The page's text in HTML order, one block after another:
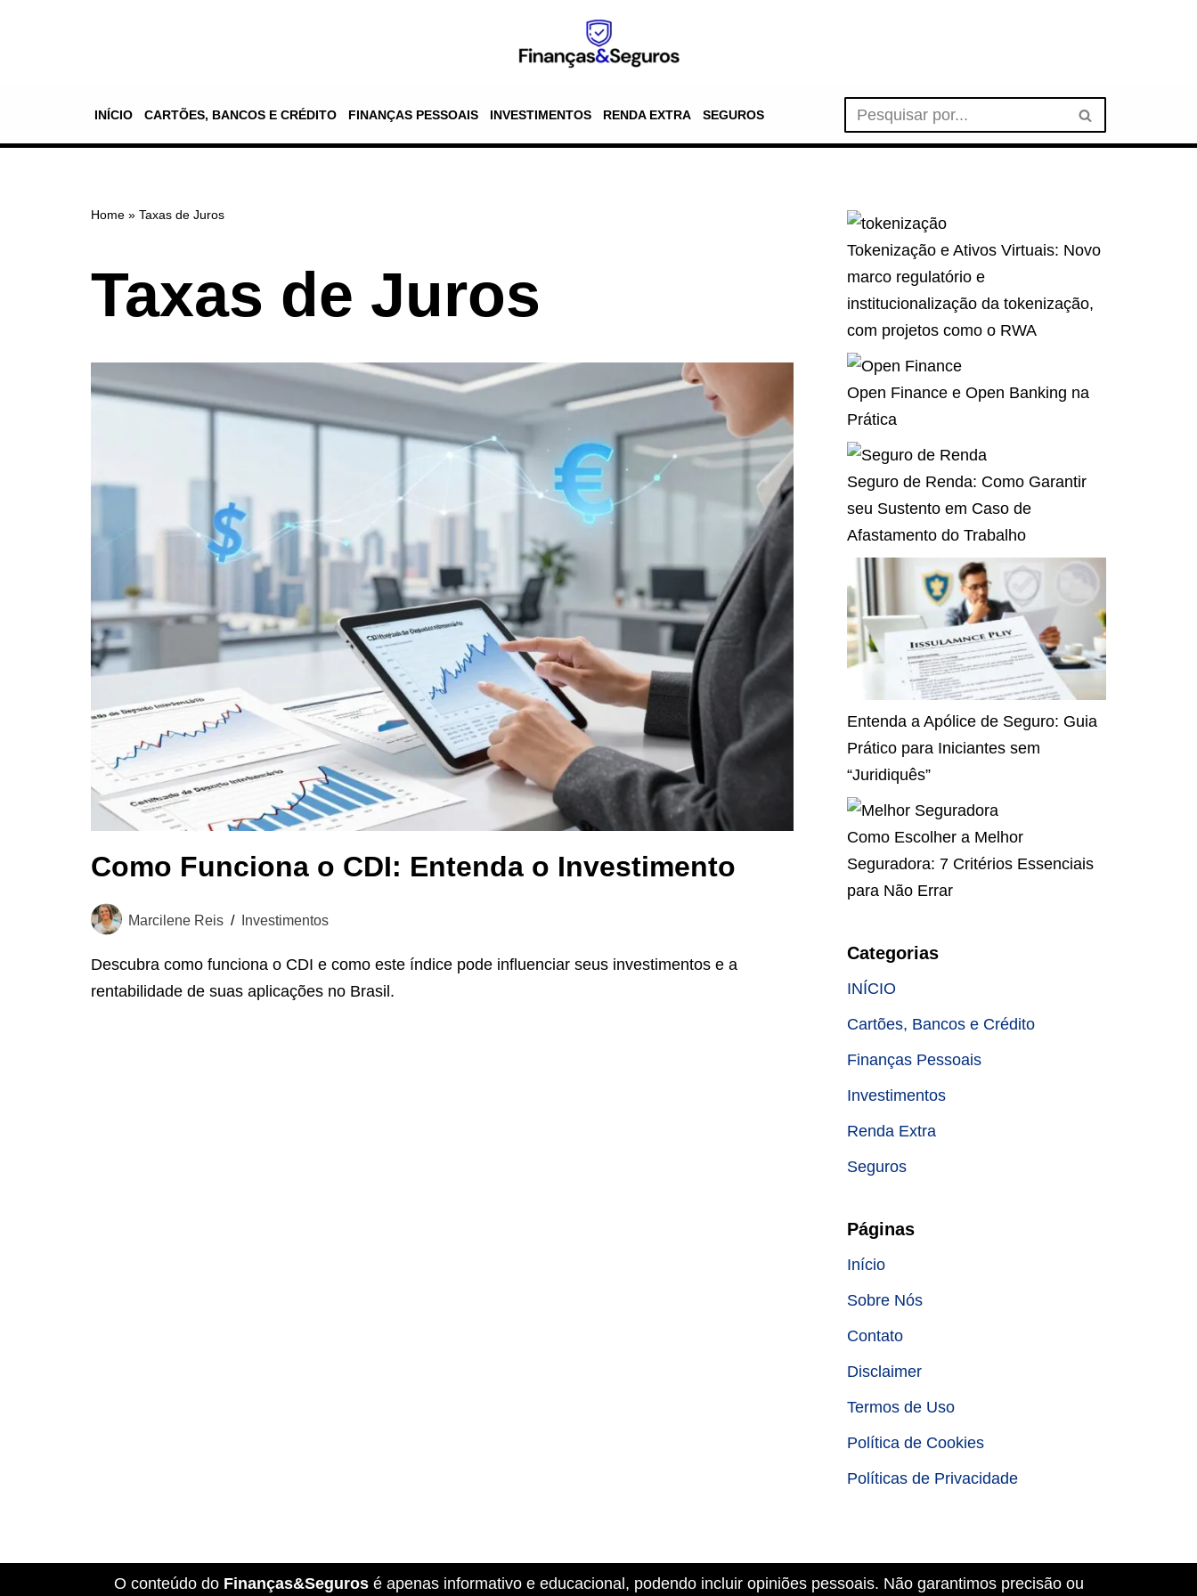
INÍCIO CARTÕES, BANCOS E CRÉDITO FINANÇAS PESSOAIS INVESTIMENTOS RENDA EXTRA SEGUROS
Home » Taxas de Juros
Taxas de Juros
Como Funciona o CDI: Entenda o Investimento
Marcilene Reis Investimentos
Descubra como funciona o CDI e como este índice pode influenciar seus investimentos e a
rentabilidade de suas aplicações no Brasil.
Tokenização e Ativos Virtuais: Novo
marco regulatório e
institucionalização da tokenização,
com projetos como o RWA
Open Finance e Open Banking na
Prática
Seguro de Renda: Como Garantir
seu Sustento em Caso de
Afastamento do Trabalho
Entenda a Apólice de Seguro: Guia
Prático para Iniciantes sem
“Juridiquês”
Como Escolher a Melhor
Seguradora: 7 Critérios Essenciais
para Não Errar
Categorias
INÍCIO
Cartões, Bancos e Crédito
Finanças Pessoais
Investimentos
Renda Extra
Seguros
Páginas
Início
Sobre Nós
Contato
Disclaimer
Termos de Uso
Política de Cookies
Políticas de Privacidade
O conteúdo do Finanças&Seguros é apenas informativo e educacional, podendo incluir opiniões pessoais. Não garantimos precisão ou